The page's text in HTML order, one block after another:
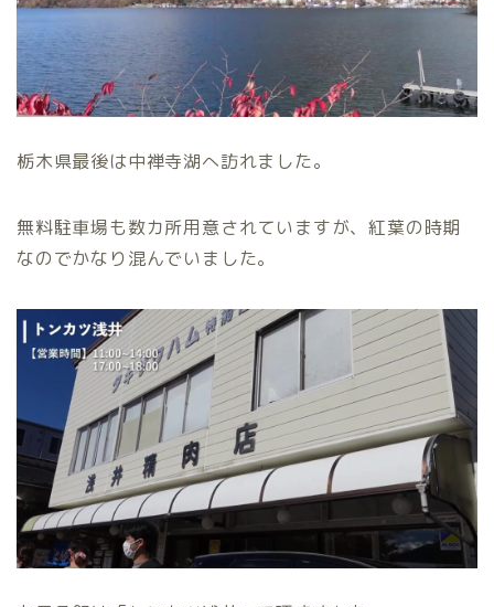
栃木県最後は中禅寺湖へ訪れました。
無料駐車場も数カ所用意されていますが、紅葉の時期
なのでかなり混んでいました。